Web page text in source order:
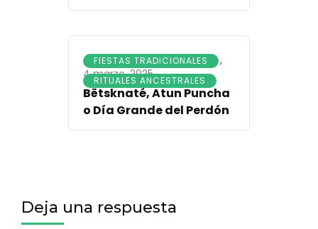
FIESTAS TRADICIONALES ,
RITUALES ANCESTRALES
4 marzo, 2025
Bëtsknaté, Atun Puncha
o Día Grande del Perdón
Deja una respuesta